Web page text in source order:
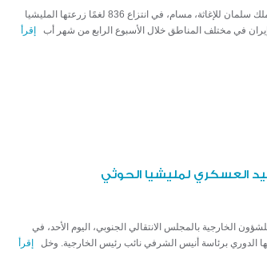
نجح مشروع مركز الملك سلمان للإغاثة، مسام، في انتزاع 836 لغمًا زرعتها المليشيا
إيران في مختلف المناطق خلال الأسبوع الرابع من شهر أب
إقرأ
العسكري لمليشيا الحوثي
الخارجية بالمجلس الانتقالي الجنوبي، اليوم الأحد، في
الدوري برئاسة أنيس الشرفي نائب رئيس الخارجية. وخل
إقرأ